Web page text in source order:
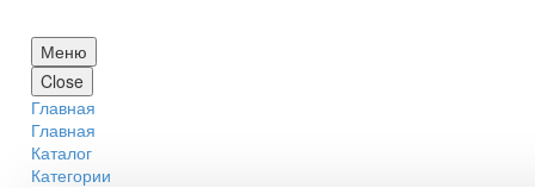
Меню
Close
Главная
Главная
Каталог
Категории